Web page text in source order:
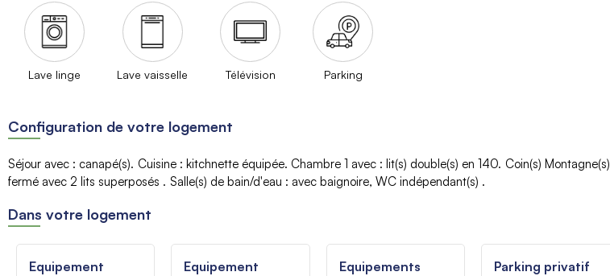
Lave linge Lave vaisselle Télévision Parking
Configuration de votre logement
Séjour avec : canapé(s) Cuisine : kitchnette équipée Chambre 1 avec : lit(s) double(s) en 140 Coin(s) Montagne(s)
fermé avec 2 lits superposés
Salle(s) de bain/d'eau : avec baignoire WC indépendant(s)
Dans votre logement
Equipement
Equipement
Equipements
Parking privatif